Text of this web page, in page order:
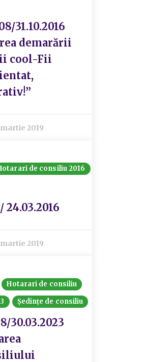
31.10.2016
demarării
cool-Fii
2019
de consiliu 2016
2019
Hotarari de consiliu
Ședințe de consiliu
30.03.2023